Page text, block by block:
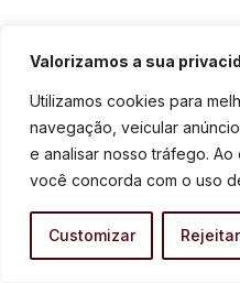
Valorizamos a sua
Utilizamos cookies para
navegação, veicular
e analisar nosso tráfego. Ao
você concorda com o uso
Customizar